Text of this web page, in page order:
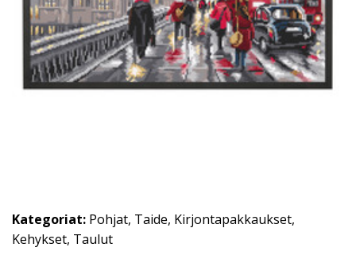
Kategoriat: Pohjat, Taide, Kirjontapakkaukset,
Kehykset, Taulut